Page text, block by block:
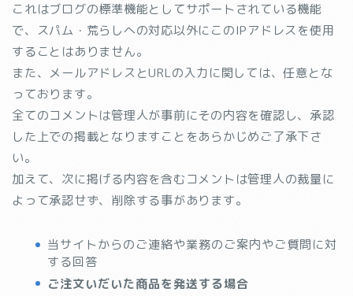
これはブログの標準機能としてサポートされている機能
で、スパム・荒らしへの対応以外にこのIPアドレスを使用
することはありません。
また、メールアドレスとURLの入力に関しては、任意とな
っております。
全てのコメントは管理人が事前にその内容を確認し、承認
した上での掲載となりますことをあらかじめご了承下さ
い。
加えて、次に掲げる内容を含むコメントは管理人の裁量に
よって承認せず、削除する事があります。
当サイトからのご連絡や業務のご案内やご質問に対
する回答
ご注文いだいた商品を発送する場合